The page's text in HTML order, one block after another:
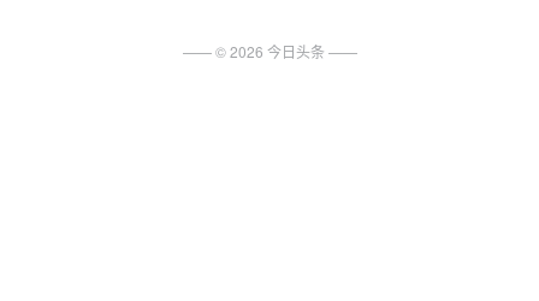
—— ©2026 今日头条 ——